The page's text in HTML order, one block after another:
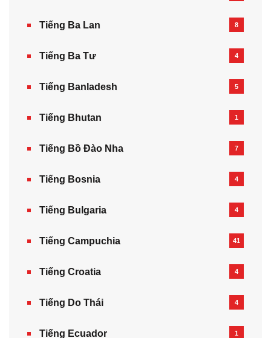
Tiếng Ba Lan 8
Tiếng Ba Tư 4
Tiếng Banladesh 5
Tiếng Bhutan 1
Tiếng Bồ Đào Nha 7
Tiếng Bosnia 4
Tiếng Bulgaria 4
Tiếng Campuchia 41
Tiếng Croatia 4
Tiếng Do Thái 4
Tiếng Ecuador 1